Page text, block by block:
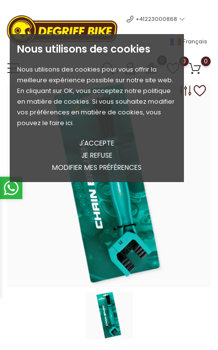
Nous utilisons des cookies
Nous utilisons des cookies pour vous offrir la
meilleure expérience possible sur notre site web.
En cliquant sur OK, vous acceptez notre politique
en matière de cookies. Si vous souhaitez modifier
vos préférences en matière de cookies, vous
pouvez le faire ici.
J'ACCEPTE
JE REFUSE
MODIFIER MES PRÉFÉRENCES
+41223000868
Français
0 0